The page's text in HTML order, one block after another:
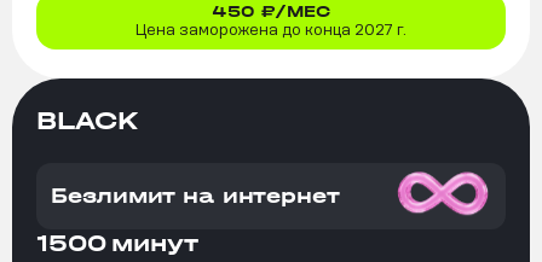
450 ₽/МЕС
Цена заморожена до конца 2027 г.
BLACK
Безлимит на интернет
1500 минут